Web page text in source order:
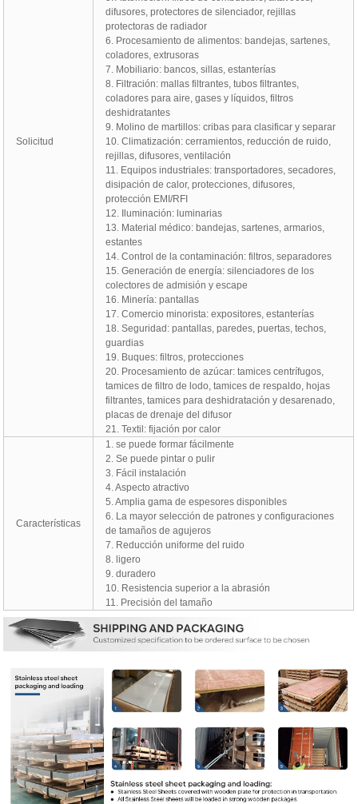
Solicitud
difusores, protectores de silenciador, rejillas
protectoras de radiador
6. Procesamiento de alimentos: bandejas, sartenes,
coladores, extrusoras
7. Mobiliario: bancos, sillas, estanterías
8. Filtración: mallas filtrantes, tubos filtrantes,
coladores para aire, gases y líquidos, filtros
deshidratantes
9. Molino de martillos: cribas para clasificar y separar
10. Climatización: cerramientos, reducción de ruido,
rejillas, difusores, ventilación
11. Equipos industriales: transportadores, secadores,
disipación de calor, protecciones, difusores,
protección EMI/RFI
12. Iluminación: luminarias
13. Material médico: bandejas, sartenes, armarios,
estantes
14. Control de la contaminación: filtros, separadores
15. Generación de energía: silenciadores de los
colectores de admisión y escape
16. Minería: pantallas
17. Comercio minorista: expositores, estanterías
18. Seguridad: pantallas, paredes, puertas, techos,
guardias
19. Buques: filtros, protecciones
20. Procesamiento de azúcar: tamices centrífugos,
tamices de filtro de lodo, tamices de respaldo, hojas
filtrantes, tamices para deshidratación y desarenado,
placas de drenaje del difusor
21. Textil: fijación por calor
Características
1. se puede formar fácilmente
2. Se puede pintar o pulir
3. Fácil instalación
4. Aspecto atractivo
5. Amplia gama de espesores disponibles
6. La mayor selección de patrones y configuraciones
de tamaños de agujeros
7. Reducción uniforme del ruido
8. ligero
9. duradero
10. Resistencia superior a la abrasión
11. Precisión del tamaño